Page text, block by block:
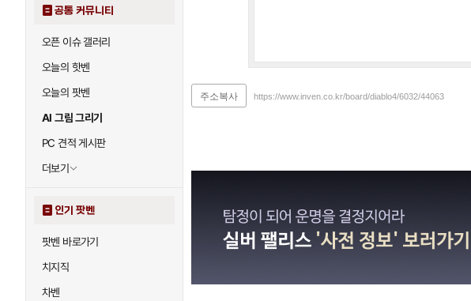
공통 커뮤니티
오픈 이슈 갤러리
오늘의 핫벤
오늘의 팟벤
AI 그림 그리기
PC 견적 게시판
더보기
인기 팟벤
팟벤 바로가기
치지직
차벤
주소복사 https://www.inven.co.kr/board/diablo4/6032/44063